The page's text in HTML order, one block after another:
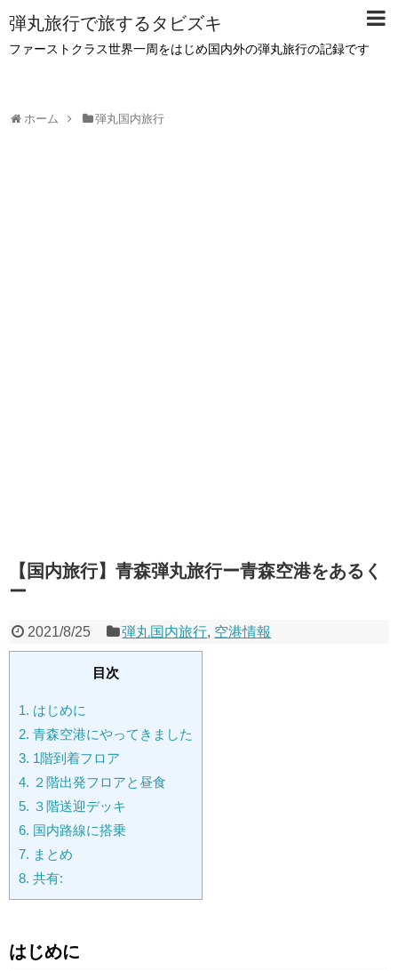
弾丸旅行で旅するタビズキ
ファーストクラス世界一周をはじめ国内外の弾丸旅行の記録です
ホーム 弾丸国内旅行
【国内旅行】青森弾丸旅行ー青森空港をあるく
ー
2021/8/25 弾丸国内旅行, 空港情報
目次
1. はじめに
2. 青森空港にやってきました
3. 1階到着フロア
4. ２階出発フロアと昼食
5. ３階送迎デッキ
6. 国内路線に搭乗
7. まとめ
8. 共有:
はじめに